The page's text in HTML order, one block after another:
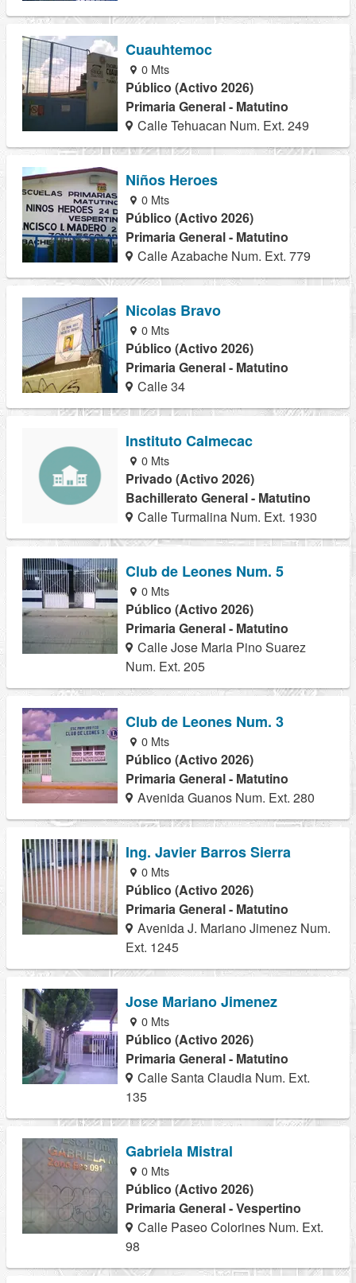
Cuauhtemoc
0 Mts
Público (Activo 2026)
Primaria General - Matutino
Calle Tehuacan Num. Ext. 249
Niños Heroes
0 Mts
Público (Activo 2026)
Primaria General - Matutino
Calle Azabache Num. Ext. 779
Nicolas Bravo
0 Mts
Público (Activo 2026)
Primaria General - Matutino
Calle 34
Instituto Calmecac
0 Mts
Privado (Activo 2026)
Bachillerato General - Matutino
Calle Turmalina Num. Ext. 1930
Club de Leones Num. 5
0 Mts
Público (Activo 2026)
Primaria General - Matutino
Calle Jose Maria Pino Suarez
Num. Ext. 205
Club de Leones Num. 3
0 Mts
Público (Activo 2026)
Primaria General - Matutino
Avenida Guanos Num. Ext. 280
Ing. Javier Barros Sierra
0 Mts
Público (Activo 2026)
Primaria General - Matutino
Avenida J. Mariano Jimenez Num.
Ext. 1245
Jose Mariano Jimenez
0 Mts
Público (Activo 2026)
Primaria General - Matutino
Calle Santa Claudia Num. Ext.
135
Gabriela Mistral
0 Mts
Público (Activo 2026)
Primaria General - Vespertino
Calle Paseo Colorines Num. Ext.
98